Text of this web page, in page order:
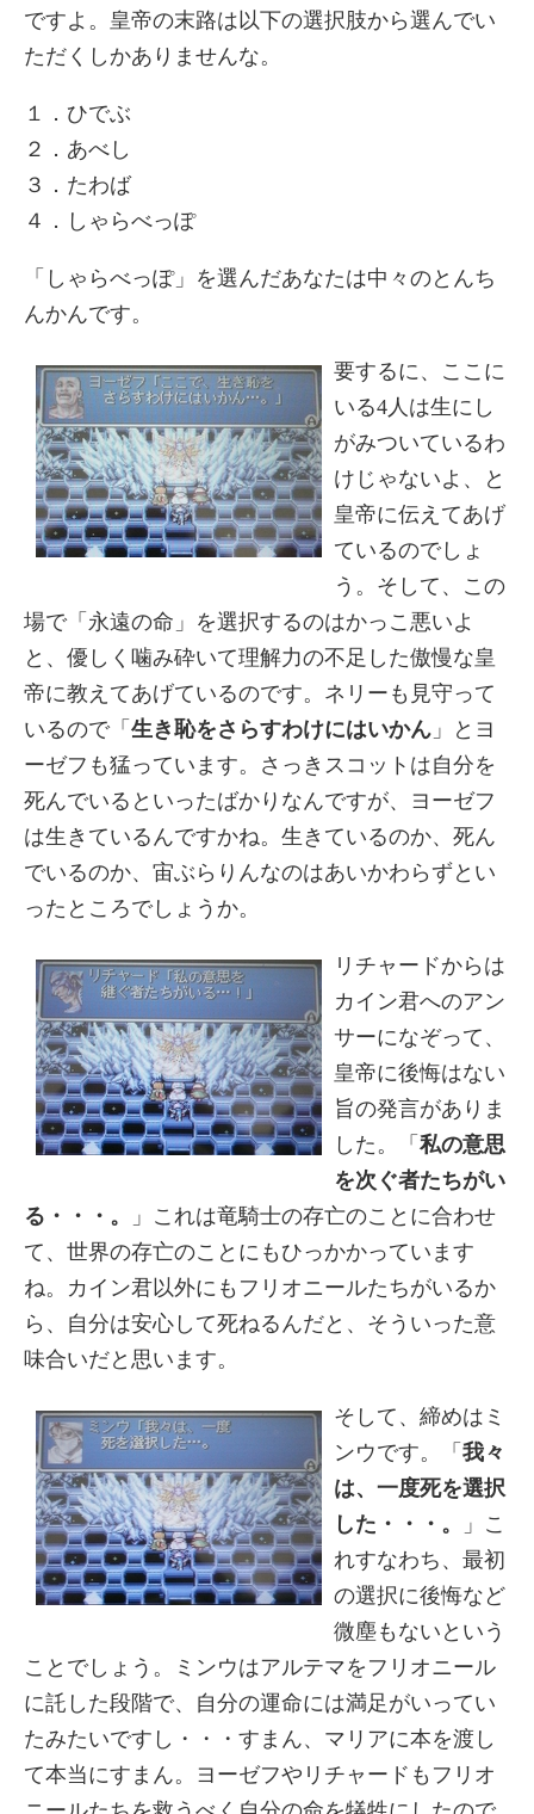
ですよ。皇帝の末路は以下の選択肢から選んでい
ただくしかありませんな。
１．ひでぶ
２．あべし
３．たわば
４．しゃらべっぽ
「しゃらべっぽ」を選んだあなたは中々のとんち
んかんです。
要するに、ここに
いる4人は生にし
がみついているわ
けじゃないよ、と
皇帝に伝えてあげ
ているのでしょ
う。そして、この
場で「永遠の命」を選択するのはかっこ悪いよ
と、優しく噛み砕いて理解力の不足した傲慢な皇
帝に教えてあげているのです。ネリーも見守って
いるので「 生き恥をさらすわけにはいかん 」とヨ
ーゼフも猛っています。さっきスコットは自分を
死んでいるといったばかりなんですが、ヨーゼフ
は生きているんですかね。生きているのか、死ん
でいるのか、宙ぶらりんなのはあいかわらずとい
ったところでしょうか。
リチャードからは
カイン君へのアン
サーになぞって、
皇帝に後悔はない
旨の発言がありま
した。「 私の意思
を次ぐ者たちがい
る・・・。
」これは竜騎士の存亡のことに合わせ
て、世界の存亡のことにもひっかかっています
ね。カイン君以外にもフリオニールたちがいるか
ら、自分は安心して死ねるんだと、そういった意
味合いだと思います。
そして、締めはミ
ンウです。「 我々
は、一度死を選択
した・・・。
」こ
れすなわち、最初
の選択に後悔など
微塵もないという
ことでしょう。ミンウはアルテマをフリオニール
に託した段階で、自分の運命には満足がいってい
たみたいですし・・・すまん、マリアに本を渡し
て本当にすまん。ヨーゼフやリチャードもフリオ